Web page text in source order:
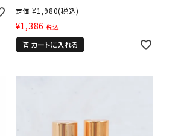
定価 ¥1,980(税込)
¥1,386 税込
カートに入れる